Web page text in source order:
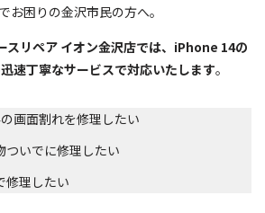
困りの金沢市民の方へ。
スリペア イオン金沢店では、iPhone 14の
速丁寧なサービスで対応いたします。
画面割れを修理したい
ついでに修理したい
修理したい